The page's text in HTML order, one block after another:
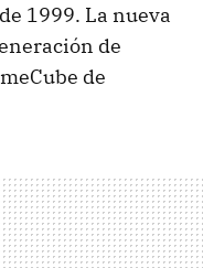
1999. La nueva
de
de